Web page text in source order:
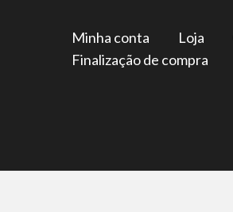
Minha conta Loja
Finalização de compra